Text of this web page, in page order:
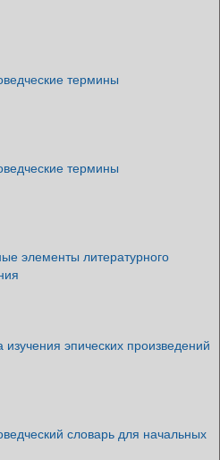
термины
термины
элементы литературного
эпических произведений
словарь для начальных